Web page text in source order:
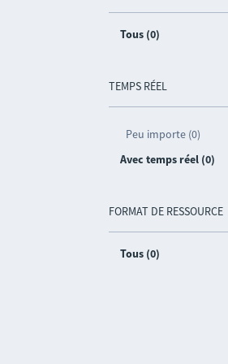
Tous (0)
TEMPS RÉEL
Peu importe (0)
Avec temps réel (0)
FORMAT DE RESSOURCE
Tous (0)